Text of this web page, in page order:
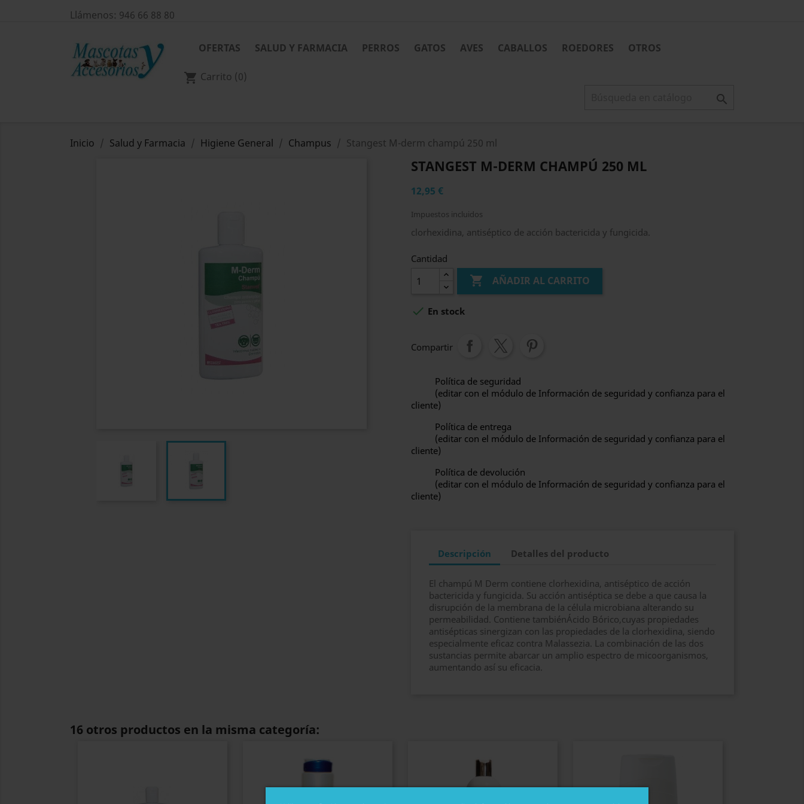
Llámenos: 946 66 88 80
OFERTAS SALUD Y FARMACIA PERROS GATOS AVES CABALLOS ROEDORES OTROS
shopping_cart Carrito (0)

Inicio Salud y Farmacia Higiene General Champus Stangest M-derm champú 250 ml
STANGEST M-DERM CHAMPÚ 250 ML
12,95 €
Impuestos incluidos
clorhexidina, antiséptico de acción bactericida y fungicida.
Cantidad
 AÑADIR AL CARRITO
 En stock
Compartir
Política de seguridad
(editar con el módulo de Información de seguridad y confianza para el
cliente)
Política de entrega
(editar con el módulo de Información de seguridad y confianza para el
cliente)
Política de devolución
(editar con el módulo de Información de seguridad y confianza para el
cliente)
Descripción Detalles del producto
El champú M Derm contiene clorhexidina, antiséptico de acción
bactericida y fungicida. Su acción antiséptica se debe a que causa la
disrupción de la membrana de la célula microbiana alterando su
permeabilidad. Contiene tambiénÁcido Bórico,cuyas propiedades
antisépticas sinergizan con las propiedades de la clorhexidina, siendo
especialmente eficaz contra Malassezia. La combinación de las dos
sustancias permite abarcar un amplio espectro de micoorganismos,
aumentando así su eficacia.
16 otros productos en la misma categoría: